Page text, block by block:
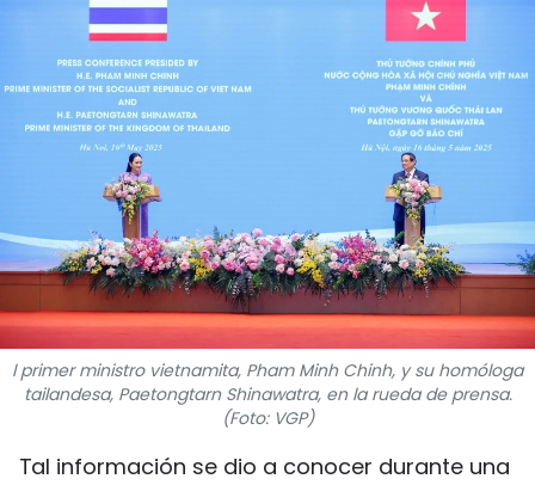
PUENTE DE AMISTAD
HISTORIAS MULTIMEDIA
¿QUIÉNES SOMOS?
TIẾNG VIỆT
ENGLISH
中文
l primer ministro vietnamita, Pham Minh Chinh, y su homóloga
tailandesa, Paetongtarn Shinawatra, en la rueda de prensa.
(Foto: VGP)
Tal información se dio a conocer durante una